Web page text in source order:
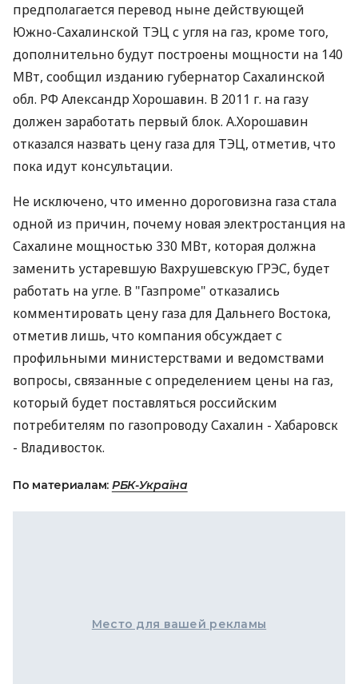
предполагается перевод ныне действующей
Южно-Сахалинской ТЭЦ с угля на газ, кроме того,
дополнительно будут построены мощности на 140
МВт, сообщил изданию губернатор Сахалинской
обл. РФ Александр Хорошавин. В 2011 г. на газу
должен заработать первый блок. А.Хорошавин
отказался назвать цену газа для ТЭЦ, отметив, что
пока идут консультации.
Не исключено, что именно дороговизна газа стала
одной из причин, почему новая электростанция на
Сахалине мощностью 330 МВт, которая должна
заменить устаревшую Вахрушевскую ГРЭС, будет
работать на угле. В "Газпроме" отказались
комментировать цену газа для Дальнего Востока,
отметив лишь, что компания обсуждает с
профильными министерствами и ведомствами
вопросы, связанные с определением цены на газ,
который будет поставляться российским
потребителям по газопроводу Сахалин - Хабаровск
- Владивосток.
По материалам: РБК-Україна
Место для вашей рекламы